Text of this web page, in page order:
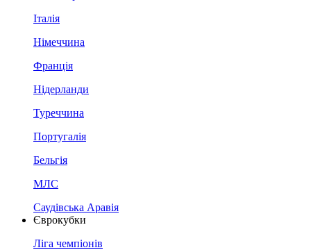
Італія
Німеччина
Франція
Нідерланди
Туреччина
Португалія
Бельгія
МЛС
Саудівська Аравія
Єврокубки
Ліга чемпіонів